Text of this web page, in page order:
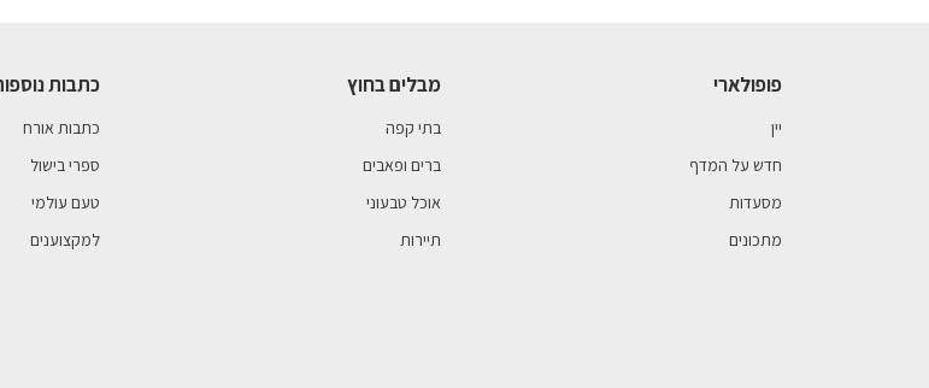
פופולארי
יין
חדש על המדף
מסעדות
מתכונים
מבלים בחוץ
בתי קפה
ברים ופאבים
אוכל טבעוני
תיירות
כתבות
כתבות אורח
ספרי בישול
טעם עולמי
למקצוענים